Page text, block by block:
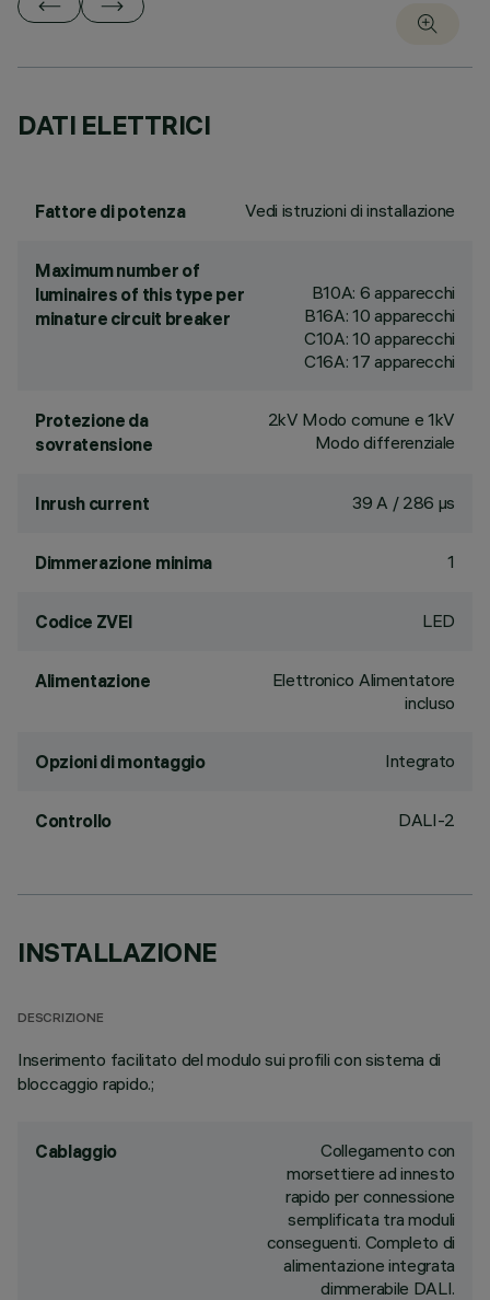
DATI ELETTRICI
Fattore di potenza Vedi istruzioni di installazione
Maximum number of
luminaires of this type per
minature circuit breaker
B10A: 6 apparecchi
B16A: 10 apparecchi
C10A: 10 apparecchi
C16A: 17 apparecchi
Protezione da
sovratensione
2kV Modo comune e 1kV
Modo differenziale
Inrush current 39 A / 286 µs
Dimmerazione minima 1
Codice ZVEI LED
Alimentazione
Elettronico Alimentatore
incluso
Opzioni di montaggio Integrato
Controllo DALI-2
INSTALLAZIONE
DESCRIZIONE
Inserimento facilitato del modulo sui profili con sistema di
bloccaggio rapido.;
Cablaggio
Collegamento con
morsettiere ad innesto
rapido per connessione
semplificata tra moduli
conseguenti. Completo di
alimentazione integrata
dimmerabile DALI.